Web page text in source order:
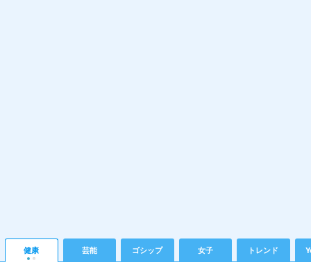
健康 芸能 ゴシップ 女子 トレンド